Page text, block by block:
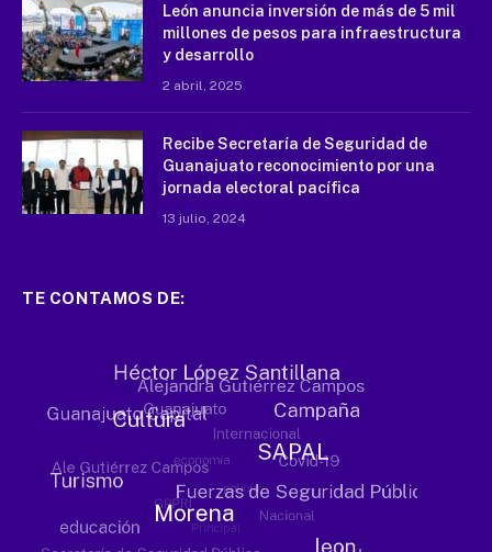
León anuncia inversión de más de 5 mil
millones de pesos para infraestructura
y desarrollo
2 abril, 2025
Recibe Secretaría de Seguridad de
Guanajuato reconocimiento por una
jornada electoral pacífica
13 julio, 2024
TE CONTAMOS DE: